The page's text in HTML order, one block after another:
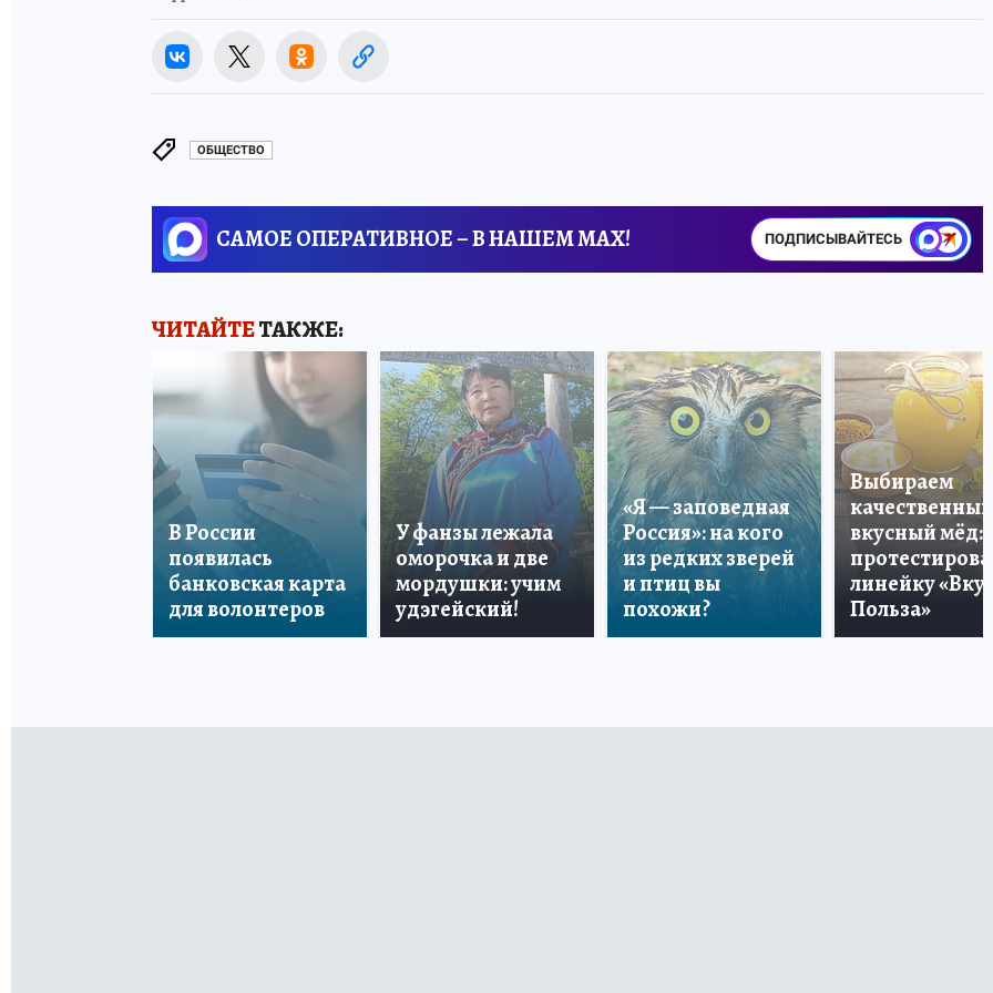
ОБЩЕСТВО
САМОЕ ОПЕРАТИВНОЕ – В НАШЕМ MAX! ПОДПИСЫВАЙТЕСЬ
ЧИТАЙТЕТАКЖЕ:
В России
появилась
банковская карта
для волонтеров
У фанзы лежала
оморочка и две
мордушки: учим
удэгейский!
«Я — заповедная
Россия»: на кого
из редких зверей
и птиц вы
похожи?
Выбираем
качественный
вкусный мёд:
линейку «Вкус
Польза»